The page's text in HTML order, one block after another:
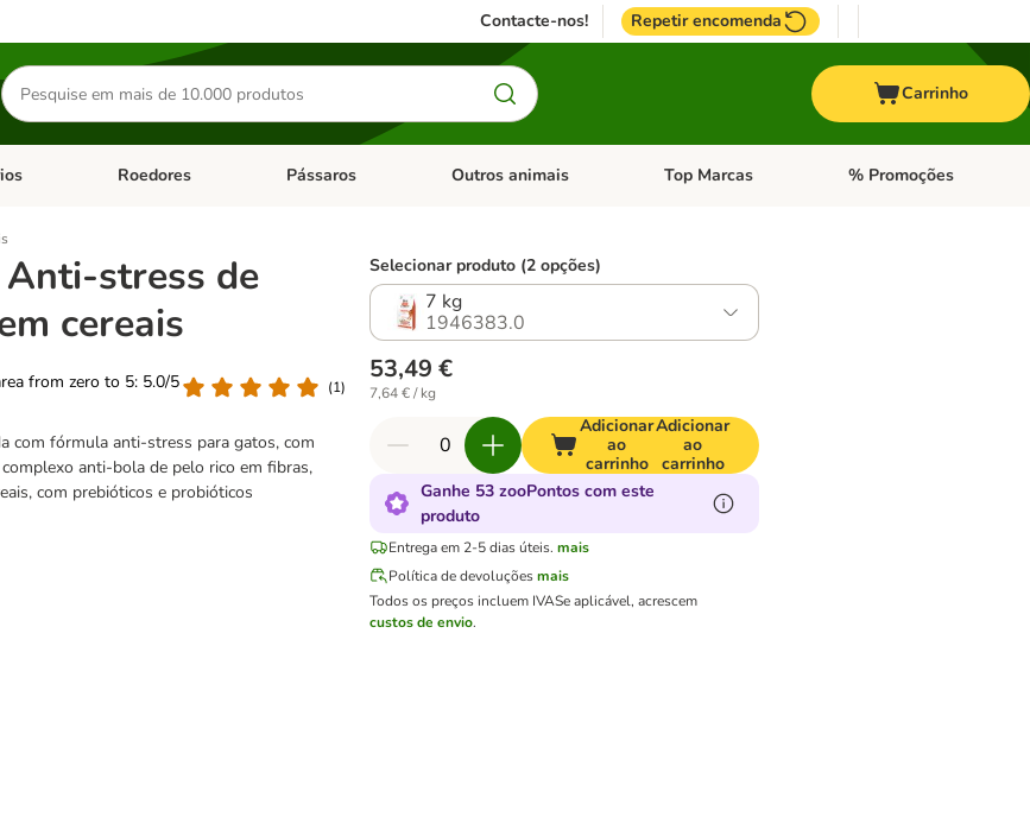
Contacte-nos! Repetir encomenda
Pesquisar
produtos
Carrinho
Dieta Vet.Abrir menu de categoria: Antiparasitários
Roedores Abrir menu de categoria: Roedores
Pássaros Abrir menu de categoria: Pássaros
Outros animais Abrir menu de categoria: Outros animais
Top Marcas Abrir menu de categoria:
% Promoções
stress de
cereais
from zero to 5: 5.0/5
(1)
com fórmula anti-stress para gatos, com
anti-bola de pelo rico em fibras,
com prebióticos e probióticos
Selecionar produto (2 opções)
7 kg
1946383.0
53,49 €
7,64 € / kg
Adicionar
ao
carrinho
Adicionar
ao
carrinho
Ganhe 53 zooPontos com este
produto
Entrega em 2-5 dias úteis. mais
Política de devoluções mais
Todos os preços incluem IVASe aplicável, acrescem
custos de envio.